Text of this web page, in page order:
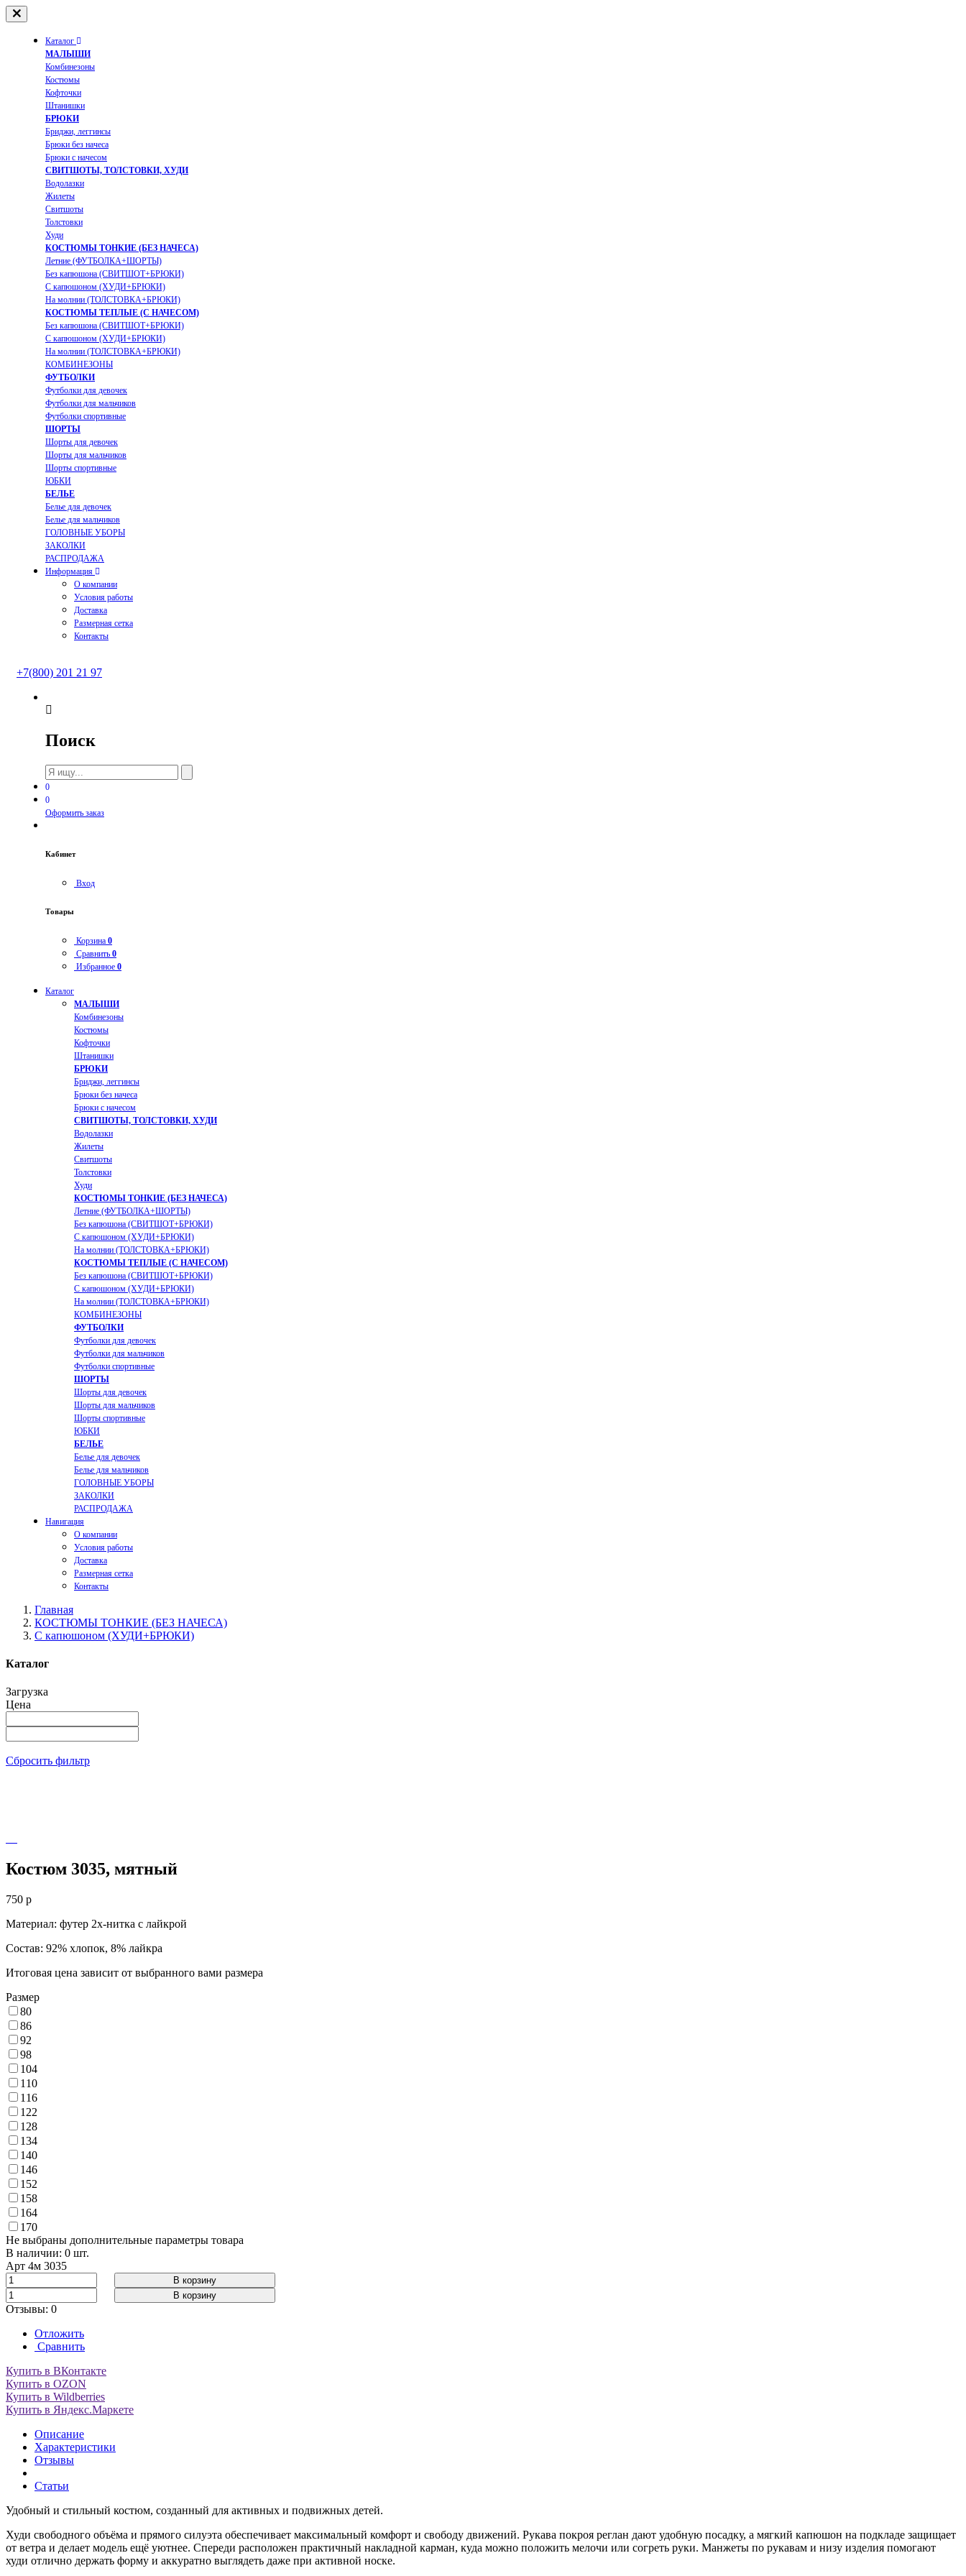
Каталог
МАЛЫШИ
Комбинезоны
Костюмы
Кофточки
Штанишки
БРЮКИ
Бриджи, леггинсы
Брюки без начеса
Брюки с начесом
СВИТШОТЫ, ТОЛСТОВКИ, ХУДИ
Водолазки
Жилеты
Свитшоты
Толстовки
Худи
КОСТЮМЫ ТОНКИЕ (БЕЗ НАЧЕСА)
Летние (ФУТБОЛКА+ШОРТЫ)
Без капюшона (СВИТШОТ+БРЮКИ)
С капюшоном (ХУДИ+БРЮКИ)
На молнии (ТОЛСТОВКА+БРЮКИ)
КОСТЮМЫ ТЕПЛЫЕ (С НАЧЕСОМ)
Без капюшона (СВИТШОТ+БРЮКИ)
С капюшоном (ХУДИ+БРЮКИ)
На молнии (ТОЛСТОВКА+БРЮКИ)
КОМБИНЕЗОНЫ
ФУТБОЛКИ
Футболки для девочек
Футболки для мальчиков
Футболки спортивные
ШОРТЫ
Шорты для девочек
Шорты для мальчиков
Шорты спортивные
ЮБКИ
БЕЛЬЕ
Белье для девочек
Белье для мальчиков
ГОЛОВНЫЕ УБОРЫ
ЗАКОЛКИ
РАСПРОДАЖА
Информация
О компании
Условия работы
Доставка
Размерная сетка
Контакты
+7(800) 201 21 97
Поиск
0
0
Оформить заказ
Кабинет
Вход
Товары
Корзина 0
Сравнить 0
Избранное 0
Каталог
МАЛЫШИ
Комбинезоны
Костюмы
Кофточки
Штанишки
БРЮКИ
Бриджи, леггинсы
Брюки без начеса
Брюки с начесом
СВИТШОТЫ, ТОЛСТОВКИ, ХУДИ
Водолазки
Жилеты
Свитшоты
Толстовки
Худи
КОСТЮМЫ ТОНКИЕ (БЕЗ НАЧЕСА)
Летние (ФУТБОЛКА+ШОРТЫ)
Без капюшона (СВИТШОТ+БРЮКИ)
С капюшоном (ХУДИ+БРЮКИ)
На молнии (ТОЛСТОВКА+БРЮКИ)
КОСТЮМЫ ТЕПЛЫЕ (С НАЧЕСОМ)
Без капюшона (СВИТШОТ+БРЮКИ)
С капюшоном (ХУДИ+БРЮКИ)
На молнии (ТОЛСТОВКА+БРЮКИ)
КОМБИНЕЗОНЫ
ФУТБОЛКИ
Футболки для девочек
Футболки для мальчиков
Футболки спортивные
ШОРТЫ
Шорты для девочек
Шорты для мальчиков
Шорты спортивные
ЮБКИ
БЕЛЬЕ
Белье для девочек
Белье для мальчиков
ГОЛОВНЫЕ УБОРЫ
ЗАКОЛКИ
РАСПРОДАЖА
Навигация
О компании
Условия работы
Доставка
Размерная сетка
Контакты
Главная
КОСТЮМЫ ТОНКИЕ (БЕЗ НАЧЕСА)
С капюшоном (ХУДИ+БРЮКИ)
Каталог
Загрузка
Цена
Сбросить фильтр
Костюм 3035, мятный
750 p
Материал: футер 2х-нитка с лайкрой
Состав: 92% хлопок, 8% лайкра
Итоговая цена зависит от выбранного вами размера
Размер
80
86
92
98
104
110
116
122
128
134
140
146
152
158
164
170
Не выбраны дополнительные параметры товара
В наличии: 0 шт.
Арт 4м 3035
В корзину
В корзину
Отзывы: 0
Отложить
Сравнить
Купить в ВКонтакте
Купить в OZON
Купить в Wildberries
Купить в Яндекс.Маркете
Описание
Характеристики
Отзывы
Статьи
Удобный и стильный костюм, созданный для активных и подвижных детей.
Худи свободного объёма и прямого силуэта обеспечивает максимальный комфорт и свободу движений. Рукава покроя реглан дают удобную посадку, а мягкий капюшон на подкладе защищает
от ветра и делает модель ещё уютнее. Спереди расположен практичный накладной карман, куда можно положить мелочи или согреть руки. Манжеты по рукавам и низу изделия помогают
худи отлично держать форму и аккуратно выглядеть даже при активной носке.